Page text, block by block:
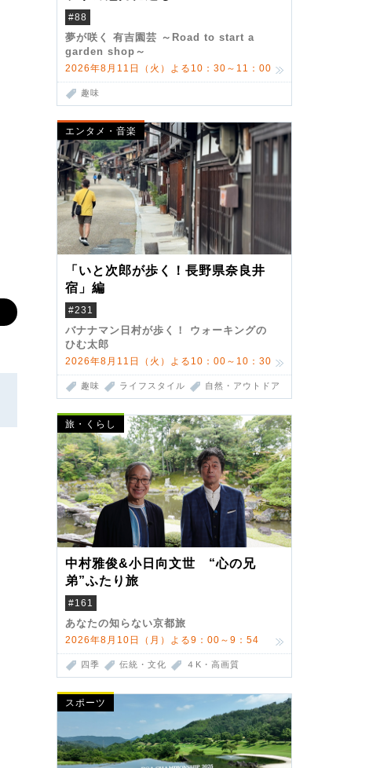
#88
夢が咲く 有吉園芸 ～Road to start a
garden shop～
2026年8月11日（火）よる10：30～11：00
趣味
エンタメ・音楽
「いと次郎が歩く！長野県奈良井
宿」編
#231
バナナマン日村が歩く！ ウォーキングの
ひむ太郎
2026年8月11日（火）よる10：00～10：30
趣味 ライフスタイル 自然・アウトドア
旅・くらし
中村雅俊&小日向文世 “心の兄
弟”ふたり旅
#161
あなたの知らない京都旅
2026年8月10日（月）よる9：00～9：54
四季 伝統・文化 ４K・高画質
スポーツ